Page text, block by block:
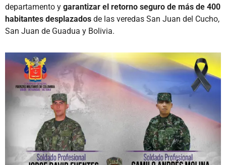
departamento y garantizar el retorno seguro de más de 400
habitantes desplazados de las veredas San Juan del Cucho,
San Juan de Guadua y Bolivia.